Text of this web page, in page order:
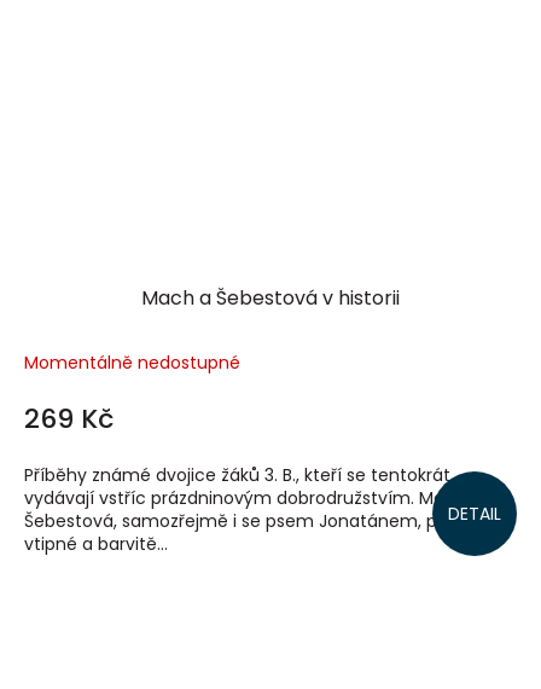
Mach a Šebestová v historii
Momentálně nedostupné
269 Kč
DETAIL
Příběhy známé dvojice žáků 3. B., kteří se tentokrát
vydávají vstříc prázdninovým dobrodružstvím. Mach a
Šebestová, samozřejmě i se psem Jonatánem, prožívají
vtipné a barvitě...